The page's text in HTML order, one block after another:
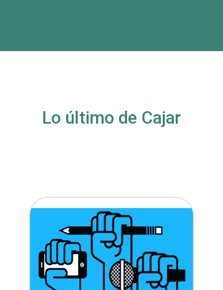
Lo último de Cajar